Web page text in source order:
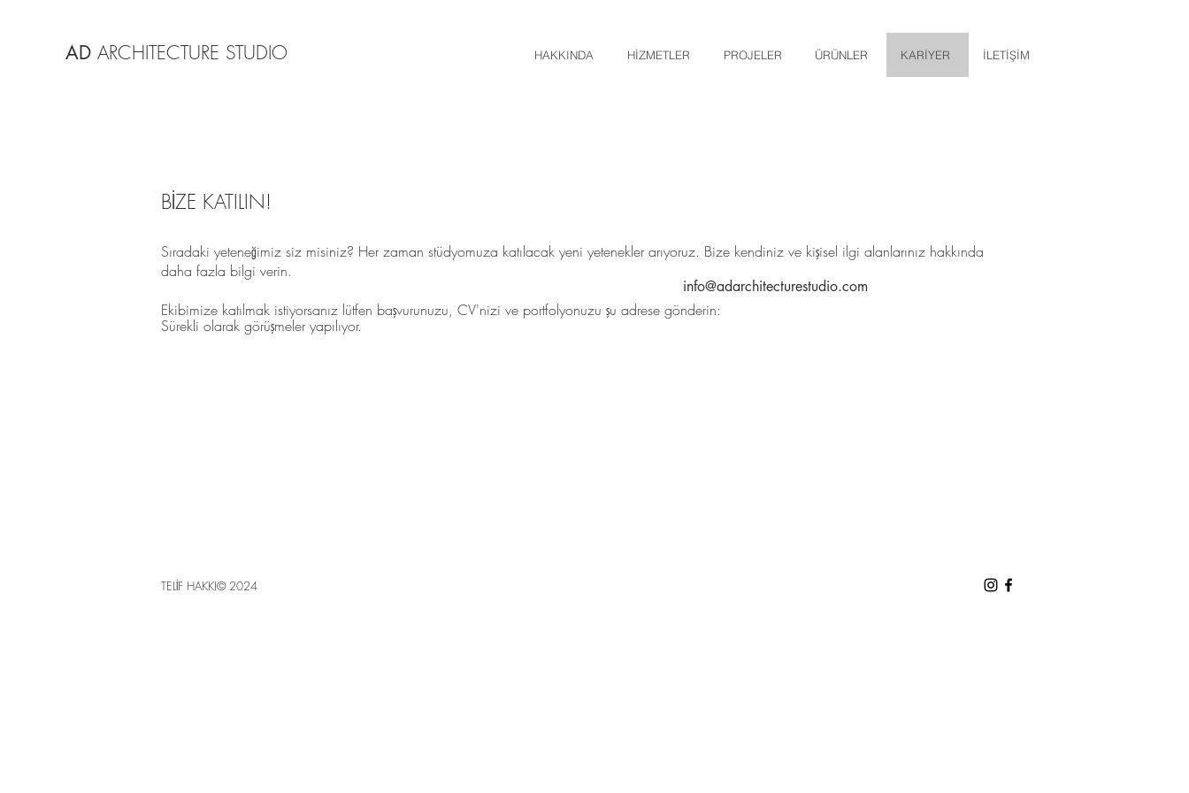
AD ARCHITECTURE STUDIO HAKKINDA HİZMETLER PROJELER ÜRÜNLER KARİYER İLETİŞİM
Sıradaki yeteneğimiz siz misiniz? Her zaman stüdyomuza katılacak yeni yetenekler arıyoruz. Bize kendiniz ve kişisel ilgi alanlarınız hakkında
daha fazla bilgi verin.
Ekibimize katılmak istiyorsanız lütfen başvurunuzu, CV'nizi ve portfolyonuzu şu adrese gönderin:
BİZE KATILIN!
info@adarchitecturestudio.com
Sürekli olarak görüşmeler yapılıyor.
TELİF HAKKI© 2024